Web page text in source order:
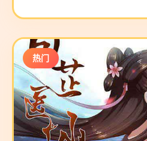
热门